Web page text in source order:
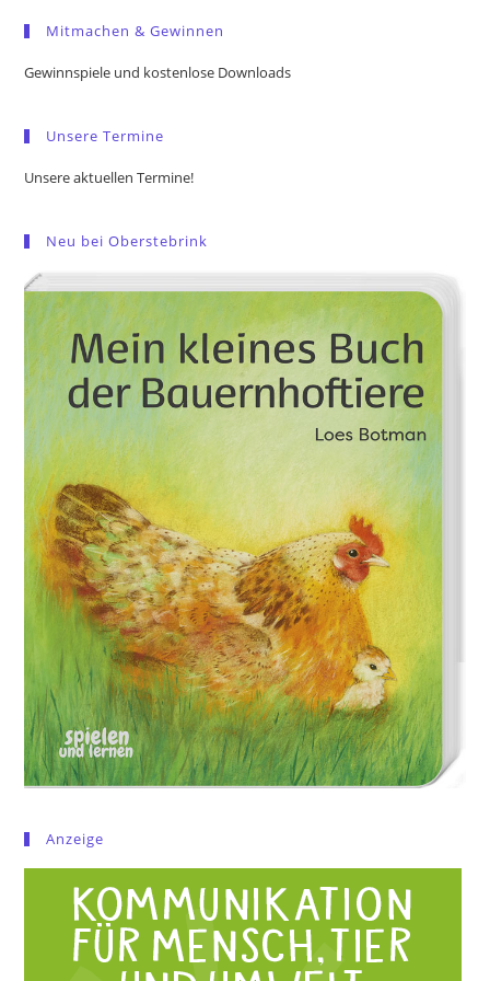
Mitmachen & Gewinnen
Gewinnspiele und kostenlose Downloads
Unsere Termine
Unsere aktuellen Termine!
Neu bei Oberstebrink
Anzeige